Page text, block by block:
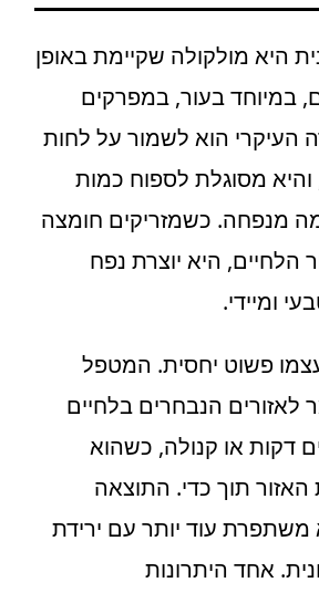
היא מולקולה שקיימת באופן
במיוחד בעור, במפרקים
העיקרי הוא לשמור על לחות
והיא מסוגלת לספוח כמות
מנפחה. כשמזריקים חומצה
הלחיים, היא יוצרת נפח
ומיידי.
פשוט יחסית. המטפל
לאזורים הנבחרים בלחיים
דקות או קנולה, כשהוא
תוך כדי. התוצאה
משתפרת עוד יותר עם ירידת
אחד היתרונות